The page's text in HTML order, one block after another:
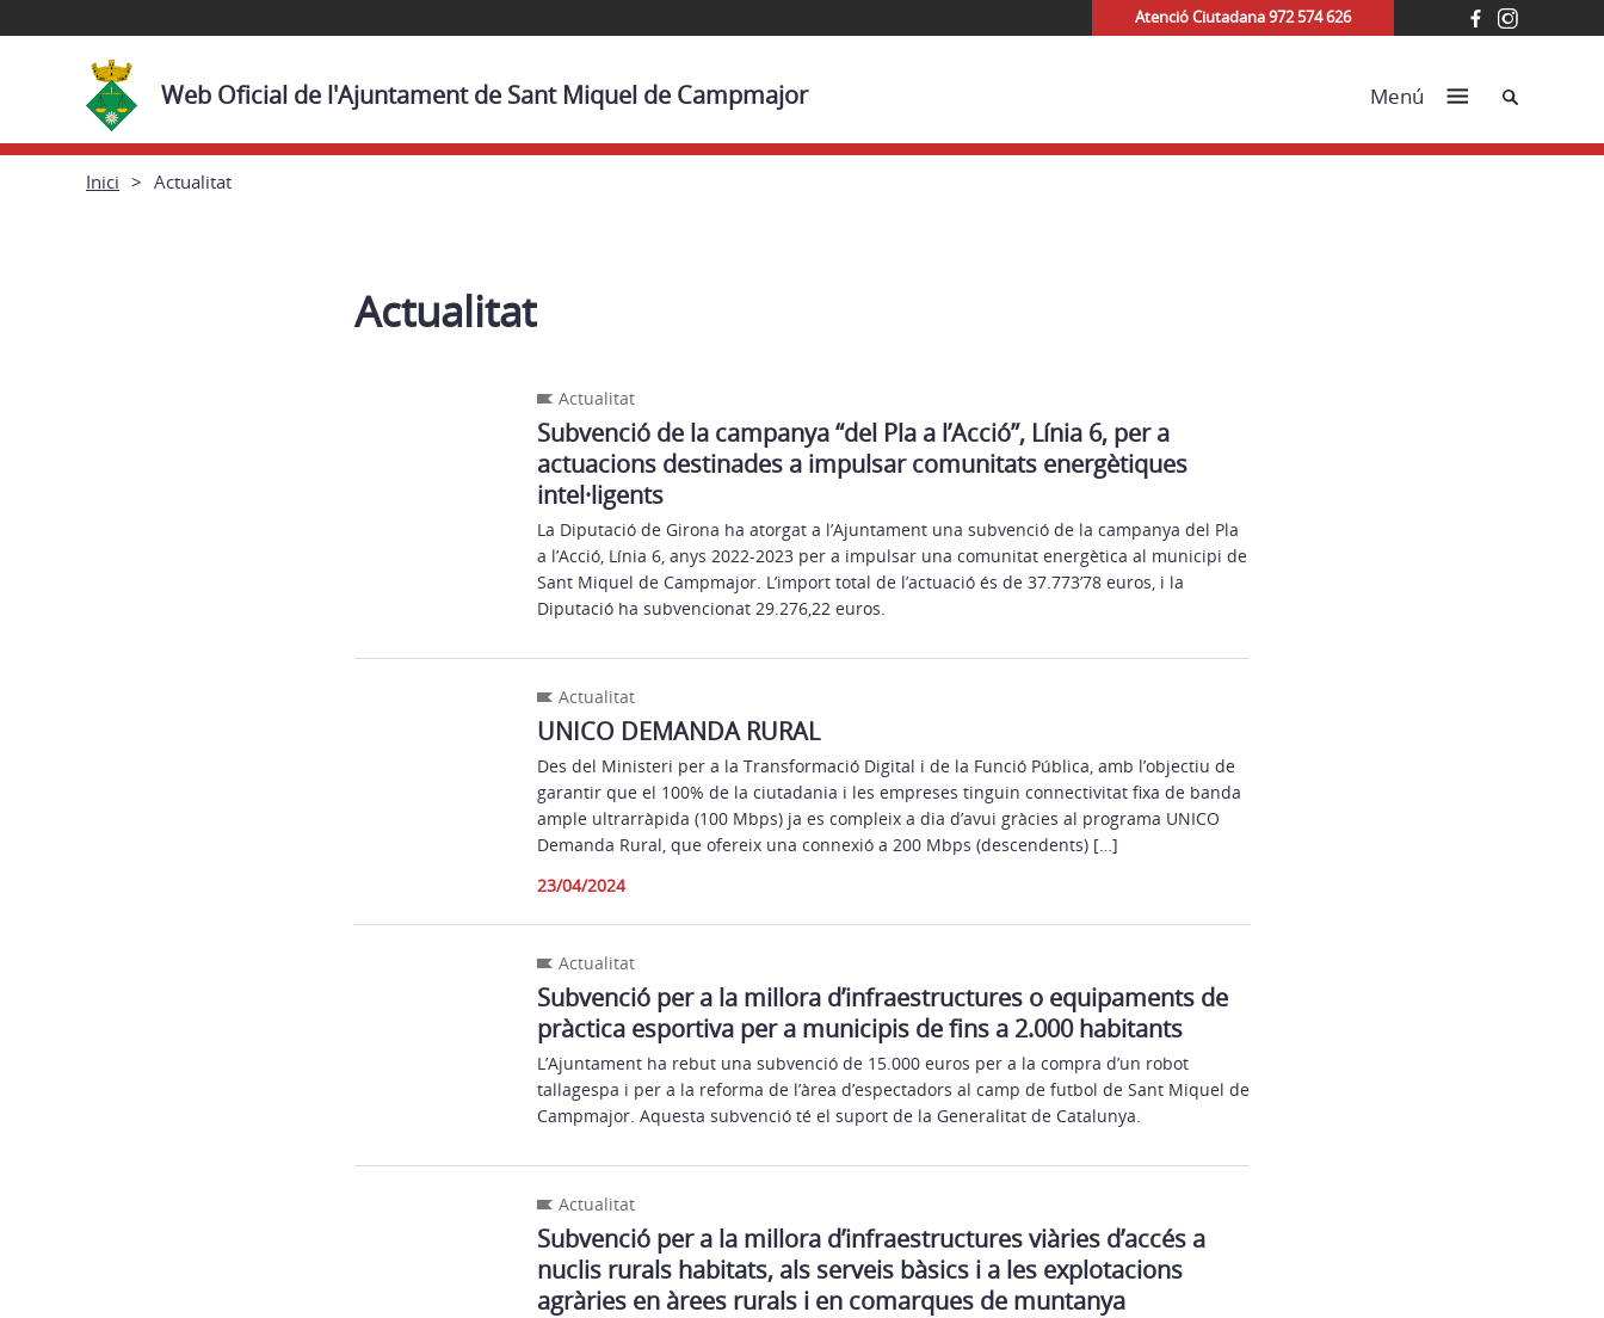
Atenció Ciutadana 972 574 626
Web Oficial de l'Ajuntament de Sant Miquel de Campmajor Menú Cerca
Inici Actualitat
Actualitat
Actualitat
Subvenció de la campanya “del Pla a l’Acció”, Línia 6, per a
actuacions destinades a impulsar comunitats energètiques
intel·ligents
La Diputació de Girona ha atorgat a l’Ajuntament una subvenció de la campanya del Pla
a l’Acció, Línia 6, anys 2022-2023 per a impulsar una comunitat energètica al municipi de
Sant Miquel de Campmajor. L’import total de l’actuació és de 37.773’78 euros, i la
Diputació ha subvencionat 29.276,22 euros.
Actualitat
UNICO DEMANDA RURAL
Des del Ministeri per a la Transformació Digital i de la Funció Pública, amb l’objectiu de
garantir que el 100% de la ciutadania i les empreses tinguin connectivitat fixa de banda
ample ultrarràpida (100 Mbps) ja es compleix a dia d’avui gràcies al programa UNICO
Demanda Rural, que ofereix una connexió a 200 Mbps (descendents) […]
23/04/2024
Actualitat
Subvenció per a la millora d’infraestructures o equipaments de
pràctica esportiva per a municipis de fins a 2.000 habitants
L’Ajuntament ha rebut una subvenció de 15.000 euros per a la compra d’un robot
tallagespa i per a la reforma de l’àrea d’espectadors al camp de futbol de Sant Miquel de
Campmajor. Aquesta subvenció té el suport de la Generalitat de Catalunya.
Actualitat
Subvenció per a la millora d’infraestructures viàries d’accés a
nuclis rurals habitats, als serveis bàsics i a les explotacions
agràries en àrees rurals i en comarques de muntanya